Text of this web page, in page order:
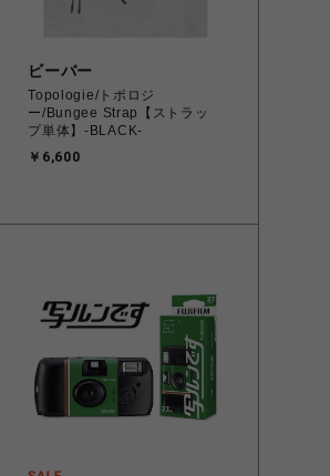
ビーバー
Topologie/トポロジ
ー/Bungee Strap【ストラッ
プ単体】-BLACK-
￥6,600